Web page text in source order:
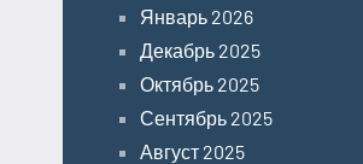
Январь 2026
Декабрь 2025
Октябрь 2025
Сентябрь 2025
Август 2025